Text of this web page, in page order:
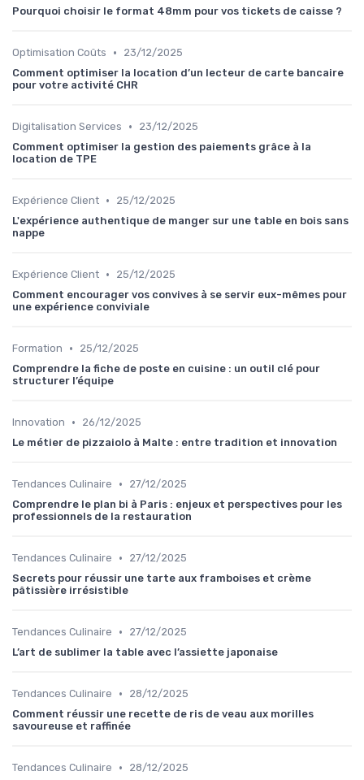
Pourquoi choisir le format 48mm pour vos tickets de caisse ?
Optimisation Coûts •
23/12/2025
Comment optimiser la location d’un lecteur de carte bancaire
pour votre activité CHR
Digitalisation Services •
23/12/2025
Comment optimiser la gestion des paiements grâce à la
location de TPE
Expérience Client •
25/12/2025
L'expérience authentique de manger sur une table en bois sans
nappe
Expérience Client •
25/12/2025
Comment encourager vos convives à se servir eux-mêmes pour
une expérience conviviale
Formation •
25/12/2025
Comprendre la fiche de poste en cuisine : un outil clé pour
structurer l’équipe
Innovation •
26/12/2025
Le métier de pizzaiolo à Malte : entre tradition et innovation
Tendances Culinaire •
27/12/2025
Comprendre le plan bi à Paris : enjeux et perspectives pour les
professionnels de la restauration
Tendances Culinaire •
27/12/2025
Secrets pour réussir une tarte aux framboises et crème
pâtissière irrésistible
Tendances Culinaire •
27/12/2025
L’art de sublimer la table avec l’assiette japonaise
Tendances Culinaire •
28/12/2025
Comment réussir une recette de ris de veau aux morilles
savoureuse et raffinée
Tendances Culinaire •
28/12/2025